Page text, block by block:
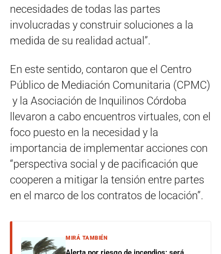
necesidades de todas las partes
involucradas y construir soluciones a la
medida de su realidad actual”.
En este sentido, contaron que el Centro
Público de Mediación Comunitaria (CPMC)
y la Asociación de Inquilinos Córdoba
llevaron a cabo encuentros virtuales, con el
foco puesto en la necesidad y la
importancia de implementar acciones con
“perspectiva social y de pacificación que
cooperen a mitigar la tensión entre partes
en el marco de los contratos de locación”.
MIRÁ TAMBIÉN